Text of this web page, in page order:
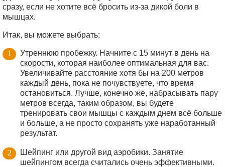
сразу, если не хотите всё бросить из-за дикой боли в
мышцах.
Итак, вы можете выбрать:
Утреннюю пробежку. Начните с 15 минут в день на
скорости, которая наиболее оптимальная для вас.
Увеличивайте расстояние хотя бы на 200 метров
каждый день, пока не почувствуете, что время
остановиться. Лучше, конечно же, набрасывать пару
метров всегда, таким образом, вы будете
тренировать свои мышцы с каждым днем всё больше
и больше, а не просто сохранять уже наработанный
результат.
Шейпинг или другой вид аэробики. Занятие
шейпингом всегда считались очень эффективными.